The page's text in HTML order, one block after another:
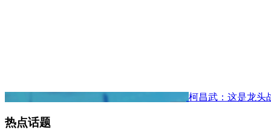
柯昌武：这是龙头
热点话题